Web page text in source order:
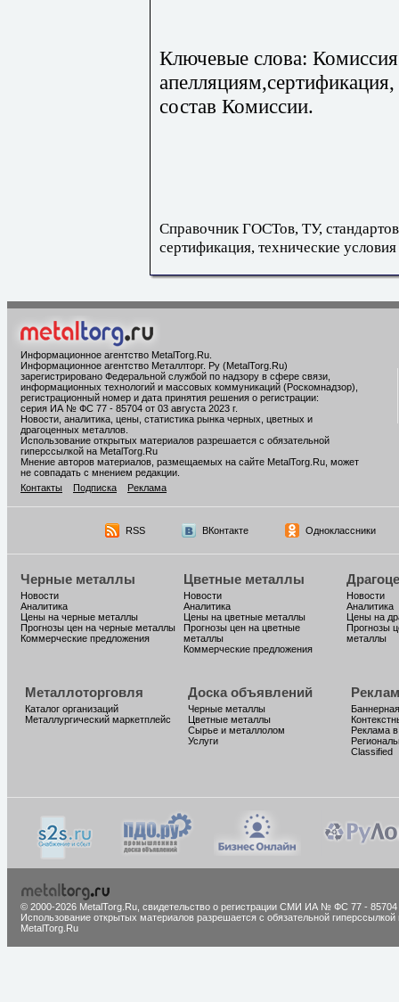
Ключевые слова:
состав Комиссии.
Справочник ГОСТов, ТУ,
сертификация, технические условия
Информационное агентство MetalTorg.Ru
Информационное агентство Металлторг. Ру (MetalTorg.Ru)
зарегистрировано Федеральной службой по надзору в сфере связи,
информационных технологий и массовых коммуникаций (Роскомнадзор),
регистрационный номер и дата принятия решения о регистрации:
серия ИА № ФС 77 - 85704 от 03 августа 2023 г.
Новости, аналитика, цены, статистика рынка черных, цветных и
драгоценных металлов.
Использование открытых материалов разрешается с обязательной
гиперссылкой на MetalTorg.Ru
Мнение авторов материалов, размещаемых на сайте MetalTorg.Ru, может
не совпадать с мнением редакции.
Контакты
Подписка Реклама
RSS ВКонтакте Одноклассники
Черные металлы
Новости
Аналитика
Цены на черные металлы
Прогнозы цен на черные металлы
Коммерческие предложения
Цветные металлы
Новости
Аналитика
Цены на цветные металлы
Прогнозы цен на цветные
металлы
Коммерческие предложения
Новости
Аналитика
Цены на
Прогнозы
металлы
Металлоторговля
Каталог организаций
Металлургический маркетплейс
Доска объявлений
Черные металлы
Цветные металлы
Сырье и металлолом
Услуги
Реклама
Classified
© 2000-2026 MetalTorg.Ru, cвидетельство о регистрации СМИ ИА № ФС 77 - 85704
Использование открытых материалов разрешается с обязательной гиперссылкой
MetalTorg.Ru